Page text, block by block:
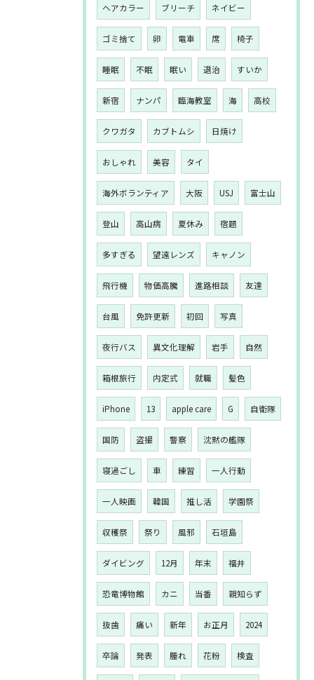
ヘアカラー ブリーチ ネイビー
ゴミ捨て 卵 電車 席 椅子
睡眠 不眠 眠い 退治 すいか
新宿 ナンパ 臨海教室 海 高校
クワガタ カブトムシ 日焼け
おしゃれ 美容 タイ
海外ボランティア 大阪 USJ 富士山
登山 高山病 夏休み 宿題
多すぎる 望遠レンズ キャノン
飛行機 物価高騰 進路相談 友達
台風 免許更新 初回 写真
夜行バス 異文化理解 岩手 自然
箱根旅行 内定式 就職 髪色
iPhone 13 apple care G 自衛隊
国防 盗撮 警察 沈黙の艦隊
寝過ごし 車 練習 一人行動
一人映画 韓国 推し活 学園祭
収穫祭 祭り 風邪 石垣島
ダイビング 12月 年末 福井
恐竜博物館 カニ 当番 親知らず
抜歯 痛い 新年 お正月 2024
卒論 発表 腫れ 花粉 検査